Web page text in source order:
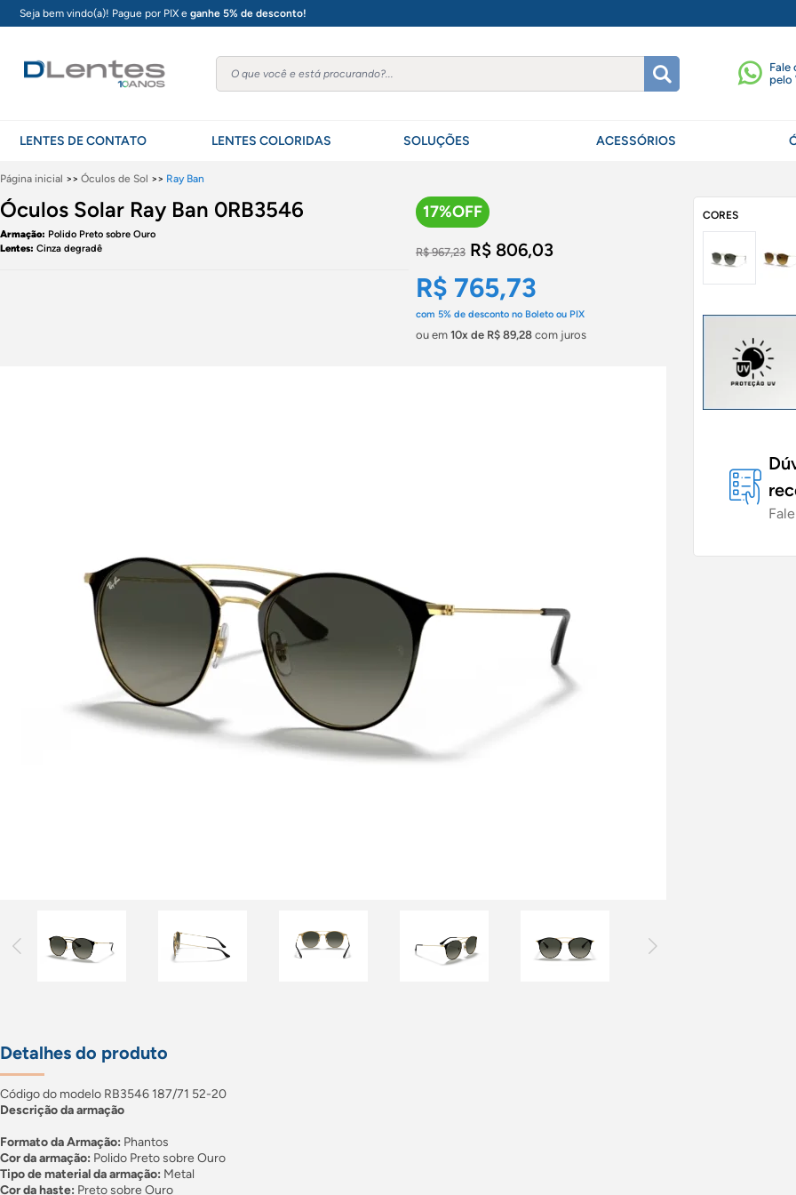
Seja bem vindo(a)! Pague por PIX e ganhe 5% de desconto!
Fale
pelo
LENTES DE CONTATO LENTES COLORIDAS SOLUÇÕES ACESSÓRIOS
Página inicial >> Óculos de Sol >> Ray Ban
Óculos Solar Ray Ban 0RB3546
Armação: Polido Preto sobre Ouro
Lentes: Cinza degradê
17%OFF
R$ 967,23 R$ 806,03
R$ 765,73
com 5% de desconto no Boleto ou PIX
ou em 10x de R$ 89,28com juros
CORES
Detalhes do produto
Código do modelo RB3546 187/71 52-20
Descrição da armação
Formato da Armação: Phantos
Cor da armação: Polido Preto sobre Ouro
Tipo de material da armação: Metal
Cor da haste: Preto sobre Ouro